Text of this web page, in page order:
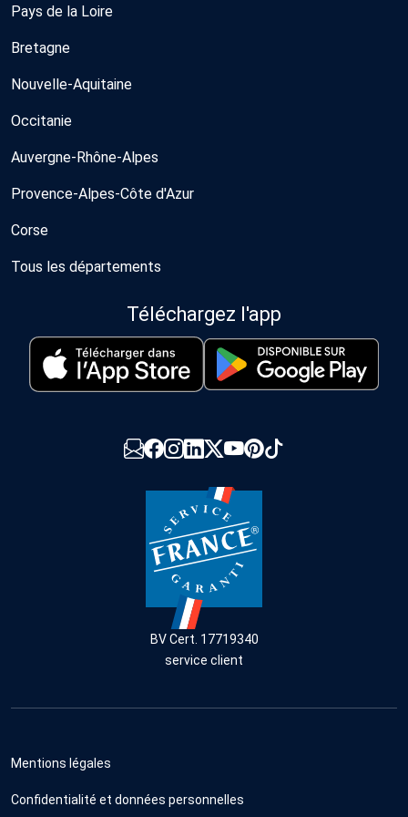
Pays de la Loire
Bretagne
Nouvelle-Aquitaine
Occitanie
Auvergne-Rhône-Alpes
Provence-Alpes-Côte d'Azur
Corse
Tous les départements
Téléchargez l'app
BV Cert. 17719340
service client
Mentions légales
Confidentialité et données personnelles